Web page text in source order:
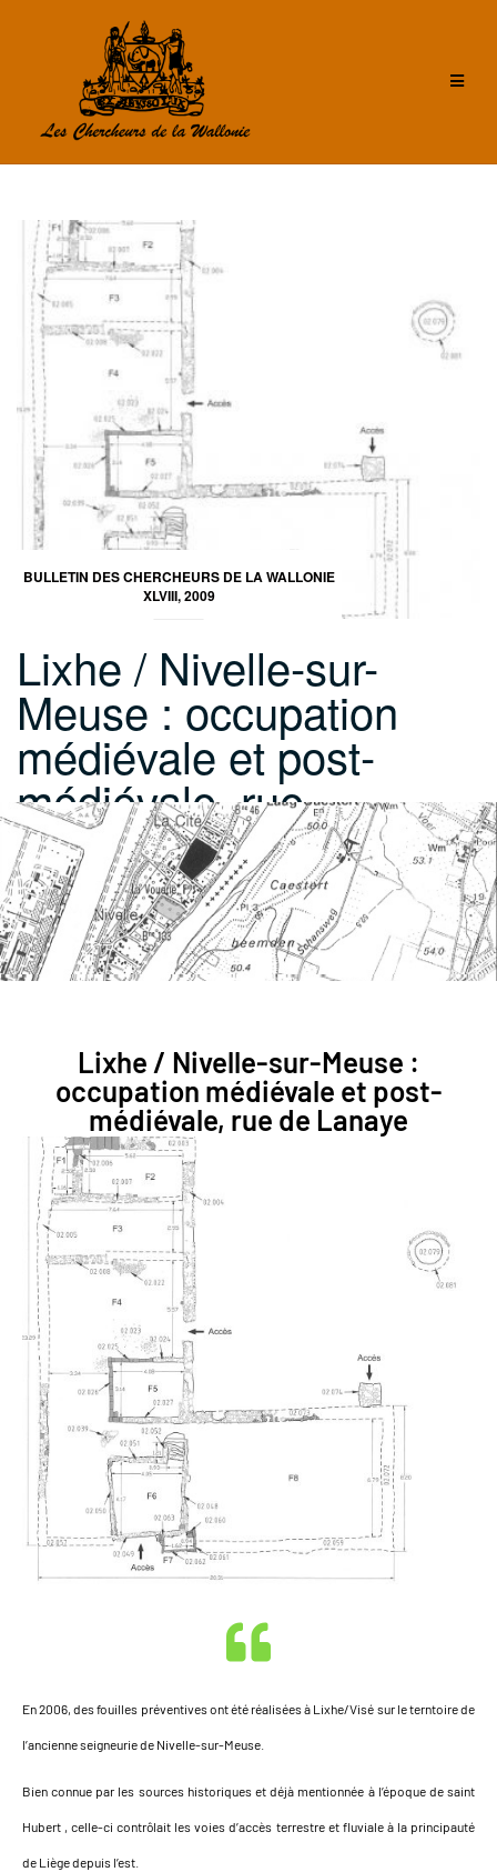
BULLETIN DES CHERCHEURS DE LA WALLONIE
XLVIII, 2009
Lixhe / Nivelle-sur-
Meuse : occupation
médiévale et post-
médiévale, rue…
Lixhe / Nivelle-sur-Meuse :
occupation médiévale et post-
médiévale, rue de Lanaye
En 2006, des fouilles préventives ont été réalisées à Lixhe/Visé sur le terntoire de
l’ancienne seigneurie de Nivelle-sur-Meuse.
Bien connue par les sources historiques et déjà mentionnée à l’époque de saint
Hubert , celle-ci contrôlait les voies d’accès terrestre et fluviale à la principauté
de Liège depuis l’est.